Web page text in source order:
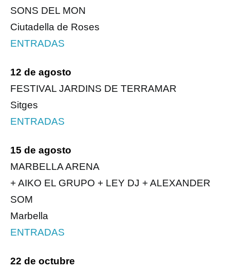
SONS DEL MON
Ciutadella de Roses
ENTRADAS
12 de agosto
FESTIVAL JARDINS DE TERRAMAR
Sitges
ENTRADAS
15 de agosto
MARBELLA ARENA
+ AIKO EL GRUPO + LEY DJ + ALEXANDER
SOM
Marbella
ENTRADAS
22 de octubre